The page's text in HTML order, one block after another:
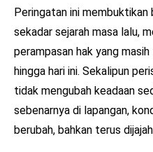
Peringatan ini
sekadar sejarah masa lalu,
perampasan hak yang
hingga hari ini. Sekalipun
tidak mengubah keadaan
sebenarnya di lapangan,
berubah, bahkan terus